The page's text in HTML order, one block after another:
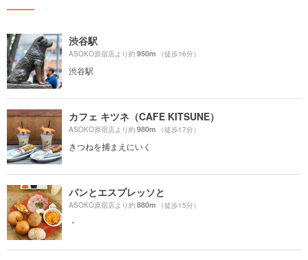
渋谷駅
ASOKO原宿店より約950m （徒歩16分）
渋谷駅
カフェ キツネ（CAFE KITSUNE）
ASOKO原宿店より約980m （徒歩17分）
きつねを捕まえにいく
パンとエスプレッソと
ASOKO原宿店より約880m （徒歩15分）
・